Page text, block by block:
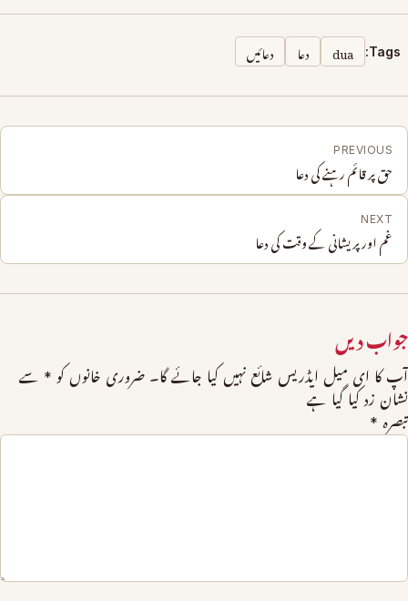
Tags:
dua دعا دعائیں
PREVIOUS
حق پر قائم رہنے کی دعا
NEXT
غم اور پریشانی کے وقت کی دعا
جواب دیں
آپ کا ای میل ایڈریس شائع نہیں کیا جائے گا۔ ضروری خانوں کو * سے
نشان زد کیا گیا ہے
تبصرہ *